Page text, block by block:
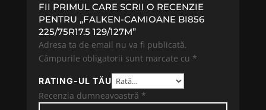
FII PRIMUL CARE SCRII O RECENZIE
PENTRU „FALKEN-CAMIOANE BI856
225/75R17.5 129/127M”
Adresa ta de email nu va fi publicată.
Câmpurile obligatorii sunt marcate cu *
RATING-UL TĂU
Recenzia dumneavoastră *